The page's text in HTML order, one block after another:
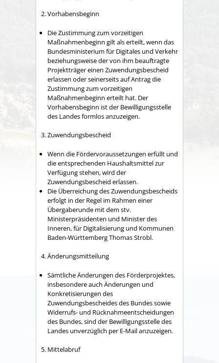
2. Vorhabensbeginn
Die Zustimmung zum vorzeitigen
Maßnahmenbeginn gilt als erteilt, wenn das
Bundesministerium für Digitales und Verkehr
beziehungsweise der von ihm beauftragte
Projektträger einen Zuwendungsbescheid
erlassen oderseinerseits auf Antragdie
Zustimmung zum vorzeitigen
Maßnahmenbeginn erteilt hat. Der
Vorhabensbeginn ist der Bewilligungsstelle
des Landes formlos anzuzeigen.
3. Zuwendungsbescheid
Wenn die Fördervoraussetzungen erfüllt und
die entsprechenden Haushaltsmittel zur
Verfügung stehen, wird der
Zuwendungsbescheid erlassen.
Die Überreichung des Zuwendungsbescheids
erfolgt in der Regel im Rahmen einer
Übergaberunde mit dem stv.
Ministerpräsidenten und Minister des
Inneren, für Digitalisierung und Kommunen
Baden-Württemberg Thomas Strobl.
4. Änderungsmitteilung
Sämtliche Änderungen des Förderprojektes,
insbesondere auch Änderungen und
Konkretisierungen des
Zuwendungsbescheidesdes Bundessowie
Widerrufs- und Rücknahmeentscheidungen
des Bundes,sind der Bewilligungsstelle des
Landes unverzüglich per E-Mail anzuzeigen.
5. Mittelabruf